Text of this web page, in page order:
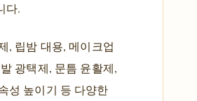
다.
, 립밤 대용, 메이크업
광택제, 문틈 윤활제,
성 높이기 등 다양한